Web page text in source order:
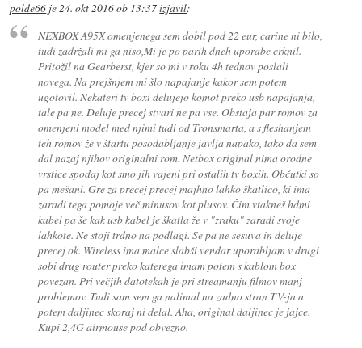
polde66 je24. okt 2016 ob 13:37izjavil:
NEXBOX A95X omenjenega sem dobil pod 22 eur, carine ni bilo,
tudi zadržali mi ga niso,Mi je po parih dneh uporabe crknil.
Pritožil na Gearberst, kjer so mi v roku 4h tednov poslali
novega. Na prejšnjem mi šlo napajanje kakor sem potem
ugotovil. Nekateri tv boxi delujejo komot preko usb napajanja,
tale pa ne. Deluje precej stvari ne pa vse. Obstaja par romov za
omenjeni model med njimi tudi od Tronsmarta, a s fleshanjem
teh romov že v štartu posodabljanje javlja napako, tako da sem
dal nazaj njihov originalni rom. Netbox original nima orodne
vrstice spodaj kot smo jih vajeni pri ostalih tv boxih. Občutki so
pa mešani. Gre za precej precej majhno lahko škatlico, ki ima
zaradi tega pomoje več minusov kot plusov. Čim vtakneš hdmi
kabel pa še kak usb kabel je škatla že v "zraku" zaradi svoje
lahkote. Ne stoji trdno na podlagi. Se pa ne sesuva in deluje
precej ok. Wireless ima malce slabši vendar uporabljam v drugi
sobi drug router preko katerega imam potem s kablom box
povezan. Pri večjih datotekah je pri streamanju filmov manj
problemov. Tudi sam sem ga nalimal na zadno stran TV-ja a
potem daljinec skoraj ni delal. Aha, original daljinec je jajce.
Kupi 2,4G airmouse pod obvezno.